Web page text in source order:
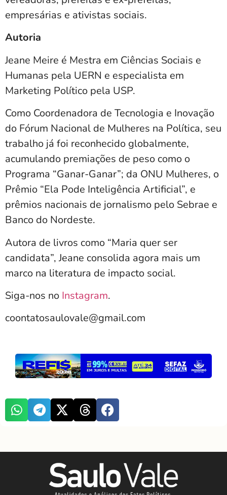
empresárias e ativistas sociais.
Autoria
Jeane Meire é Mestra em Ciências Sociais e
Humanas pela UERN e especialista em
Marketing Político pela USP.
Como Coordenadora de Tecnologia e Inovação
do Fórum Nacional de Mulheres na Política, seu
trabalho já foi reconhecido globalmente,
acumulando premiações de peso como o
Programa “Ganar-Ganar”; da ONU Mulheres, o
Prêmio “Ela Pode Inteligência Artificial”, e
prêmios nacionais de jornalismo pelo Sebrae e
Banco do Nordeste.
Autora de livros como “Maria quer ser
candidata”, Jeane consolida agora mais um
marco na literatura de impacto social.
Siga-nos no Instagram.
coontatosaulovale@gmail.com